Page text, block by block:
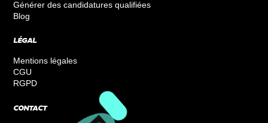
Générer des candidatures qualifiées
Blog
LÉGAL
Mentions légales
CGU
RGPD
CONTACT